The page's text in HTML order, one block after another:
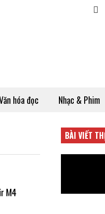
hóa đọc Nhạc & Phim
M4
BÀI VIẾT